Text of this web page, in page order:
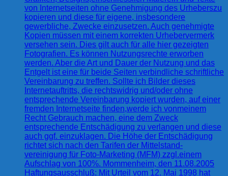
von Internetseiten ohne Genehmigung des Urheberszu
kopieren und diese für eigene, insbesondere
gewerbliche, Zwecke einzusetzen. Auch genehmigte
Kopien müssen mit einem korrekten Urhebervermerk
versehen sein. Dies gilt auch für alle hier gezeigten
Fotografien. Es können Nutzungsrechte erworben
werden. Aber die Art und Dauer der Nutzung und das
Entgelt ist eine für beide Seiten verbindliche schriftliche
Vereinbarung zu treffen. Sollte ich Bilder dieses
Internetauftritts, die rechtswidrig und/oder ohne
entsprechende Vereinbarung kopiert wurden, auf einer
fremden Internetseite finden,werde ich vonmeinem
Recht Gebrauch machen, eine dem Zweck
entsprechende Entschädigung zu verlangen und diese
auch ggf. einzuklagen. Die Höhe der Entschädigung
richtet sich nach den Tarifen der Mittelstand-
vereinigung für Foto-Marketing (MFM) zzgl.einem
Aufschlag von 100%. Mommenheim, den 11.08.2005
Haftungsausschluß: Mit Urteil vom 12. Mai 1998 hat